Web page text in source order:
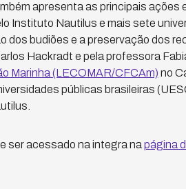
apresenta as principais ações
Instituto Nautilus e mais sete
dos budiões e a preservação dos
Hackradt e pela professora
Marinha (LECOMAR/CFCAm) no
públicas brasileiras
ser acessado na integra na página